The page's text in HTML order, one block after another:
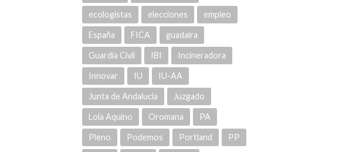
ecologistas elecciones empleo
España FICA guadaira
Guardia Civil IBI Incineradora
Innovar IU IU-AA
Junta de Andalucía Juzgado
Lola Aquino Oromana PA
Pleno Podemos Portland PP